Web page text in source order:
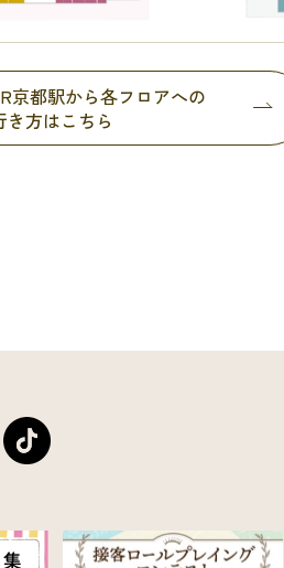
京都駅から各フロアへの
き方はこちら